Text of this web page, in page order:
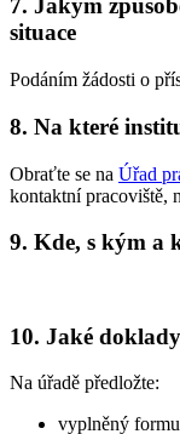
7. Jakým
situace
Podáním žádosti o
8. Na které
Obraťte se na Úřad
kontaktní pracoviště,
9. Kde, s kým a
10. Jaké
Na úřadě předložte:
vyplněný